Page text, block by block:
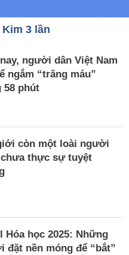
Kim 3 lần
người dân Việt Nam
ngắm “trăng máu”
58 phút
còn một loài người
chưa thực sự tuyệt
Hóa học 2025: Những
đặt nền móng để “bắt”